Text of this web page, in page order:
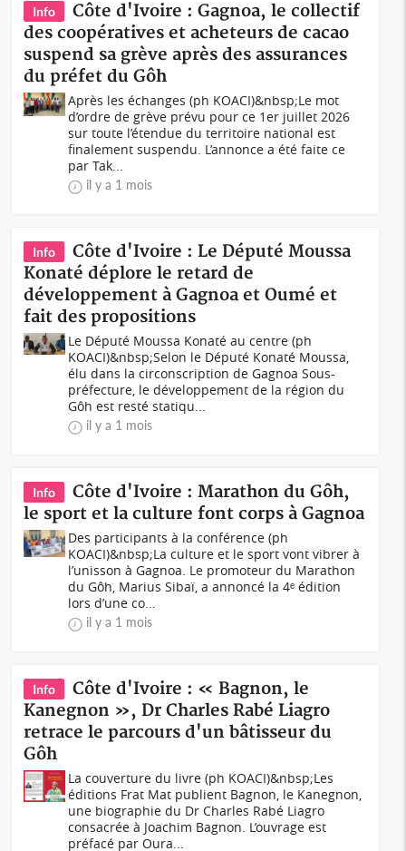
Info
Côte d'Ivoire : Gagnoa, le collectif
des coopératives et acheteurs de cacao
suspend sa grève après des assurances
du préfet du Gôh
Après les échanges (ph KOACI)&nbsp;Le mot
d’ordre de grève prévu pour ce 1er juillet 2026
sur toute l’étendue du territoire national est
finalement suspendu. L’annonce a été faite ce
par Tak...
il y a 1 mois
Info
Côte d'Ivoire : Le Député Moussa
Konaté déplore le retard de
développement à Gagnoa et Oumé et
fait des propositions
Le Député Moussa Konaté au centre (ph
KOACI)&nbsp;Selon le Député Konaté Moussa,
élu dans la circonscription de Gagnoa Sous-
préfecture, le développement de la région du
Gôh est resté statiqu...
il y a 1 mois
Info
Côte d'Ivoire : Marathon du Gôh,
le sport et la culture font corps à Gagnoa
Des participants à la conférence (ph
KOACI)&nbsp;La culture et le sport vont vibrer à
l’unisson à Gagnoa. Le promoteur du Marathon
du Gôh, Marius Sibaï, a annoncé la 4ᵉ édition
lors d’une co...
il y a 1 mois
Info
Côte d'Ivoire : « Bagnon, le
Kanegnon », Dr Charles Rabé Liagro
retrace le parcours d'un bâtisseur du
Gôh
La couverture du livre (ph KOACI)&nbsp;Les
éditions Frat Mat publient Bagnon, le Kanegnon,
une biographie du Dr Charles Rabé Liagro
consacrée à Joachim Bagnon. L’ouvrage est
préfacé par Oura...